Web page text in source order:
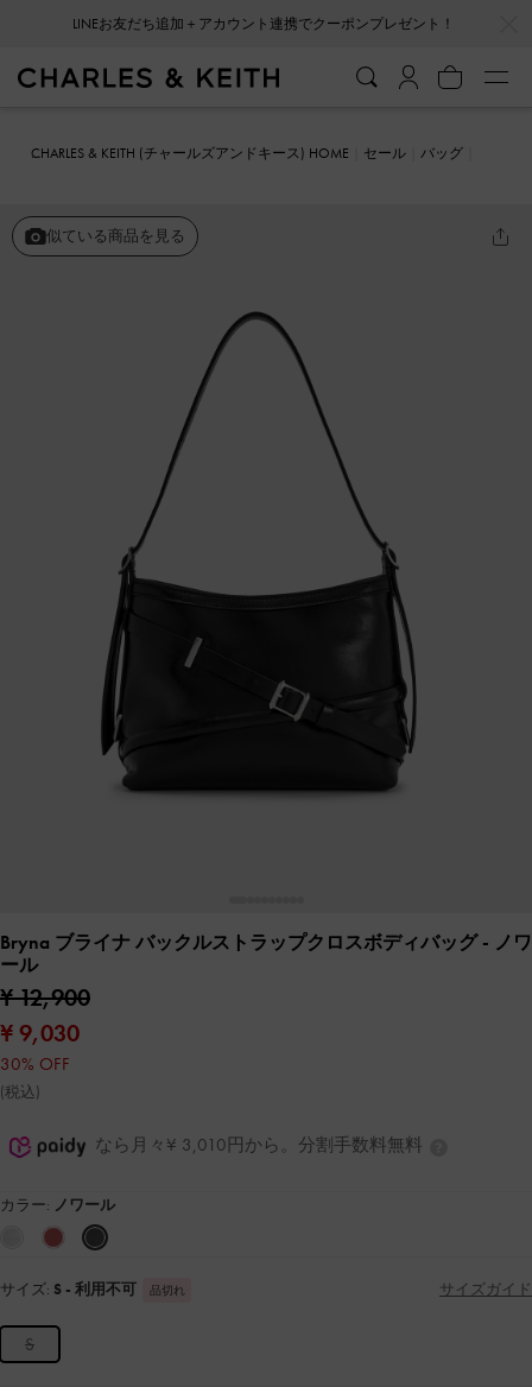
LINEお友だち追加＋アカウント連携でクーポンプレゼント！
CHARLES & KEITH (チャールズアンドキース) HOME セール
バッグ
似ている商品を見る
Bryna ブライナ バックルストラップクロスボディバッグ- ノワ
ール
¥ 12,900
¥ 9,030
30% OFF
(税込)
なら月々¥ 3,010円から。分割手数料無料
カラー: ノワール
サイズ: S - 利用不可 品切れ サイズガイド
S